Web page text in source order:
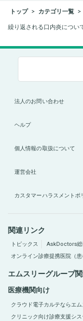
トップ カテゴリ一覧
繰り返される口内炎につい
法人のお問い合わせ
ヘルプ
個人情報の取扱について
運営会社
カスタマーハラスメントポ
関連リンク
トピックス
AskDoctors
オンライン診療提携医院（患
エムスリーグループ関
医療機関向け
クラウド電子カルテならエ
クリニック向け診療支援シ